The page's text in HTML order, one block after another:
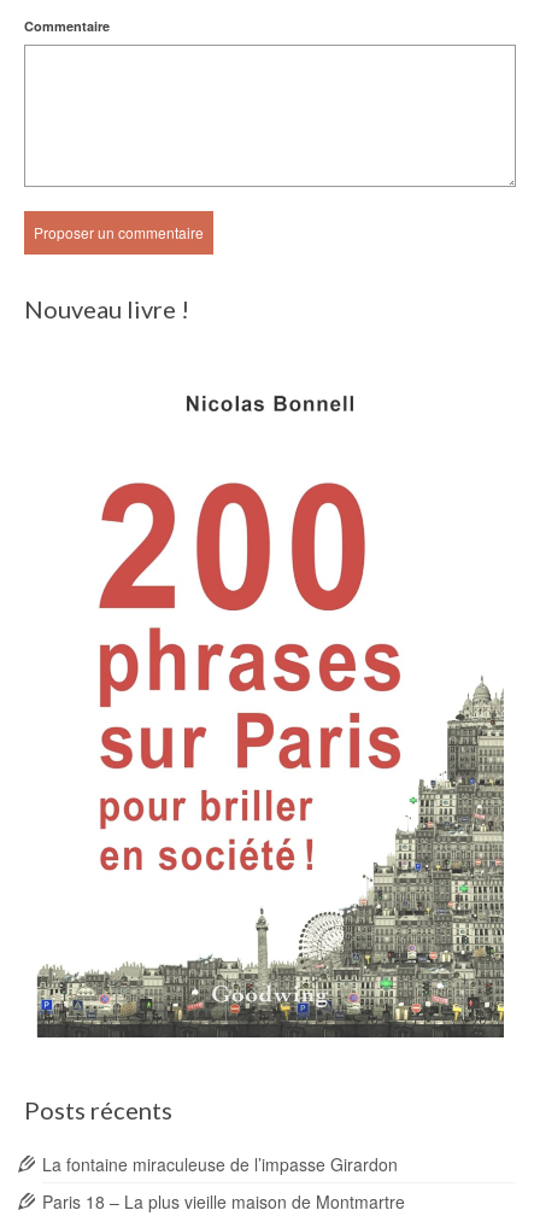
Commentaire
Nouveau livre !
Posts récents
La fontaine miraculeuse de l’impasse Girardon
Paris 18 – La plus vieille maison de Montmartre